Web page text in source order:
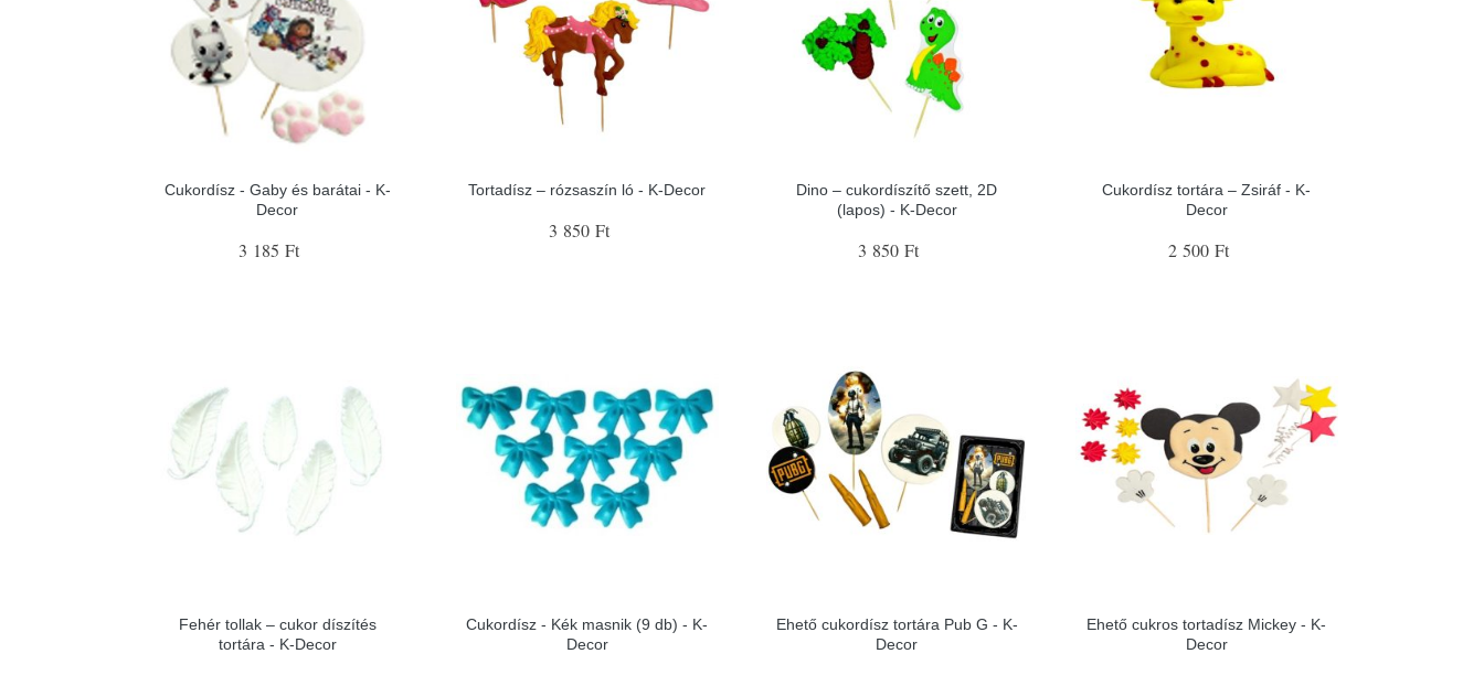
Cukordísz - Gaby és barátai - K-
Decor
3 185 Ft
Tortadísz – rózsaszín ló - K-Decor
3 850 Ft
Dino – cukordíszítő szett, 2D
(lapos) - K-Decor
3 850 Ft
Cukordísz tortára – Zsiráf - K-
Decor
2 500 Ft
Fehér tollak – cukor díszítés
tortára - K-Decor
Cukordísz - Kék masnik (9 db) - K-
Decor
Ehető cukordísz tortára Pub G - K-
Decor
Ehető cukros tortadísz Mickey - K-
Decor